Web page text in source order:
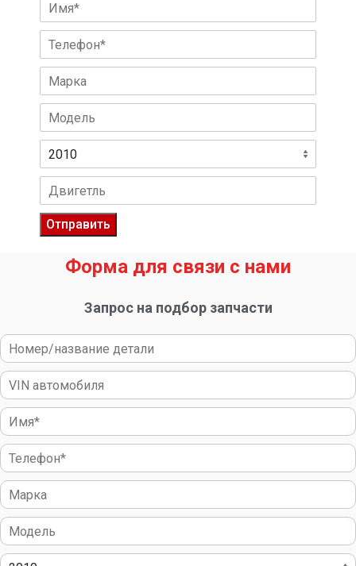
Отправить
Форма для связи с нами
Запрос на подбор запчасти